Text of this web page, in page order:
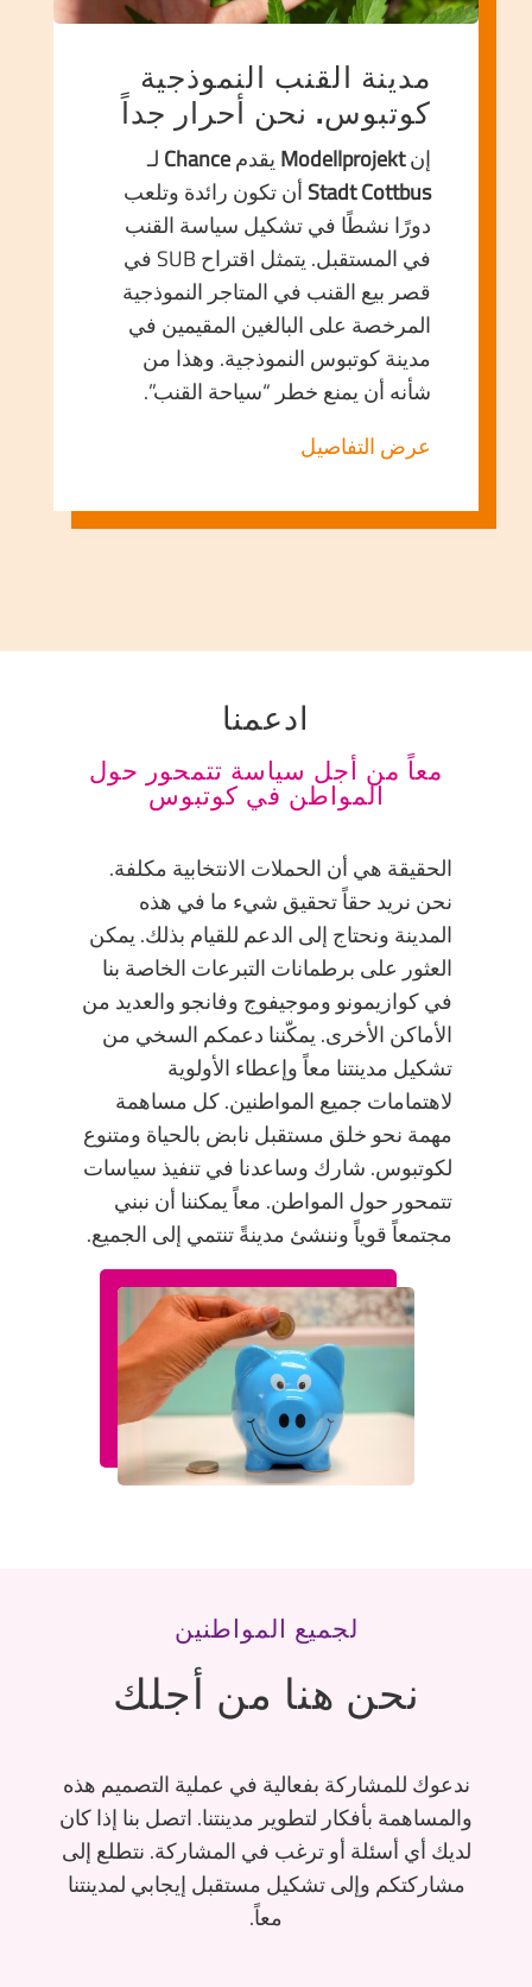
مدينة القنب النموذجية
كوتبوس. نحن أحرار جداً
إنModellprojekt يقدمChance لـ
Stadt Cottbusأن تكون رائدة وتلعب
دورًا نشطًا في تشكيل سياسة القنب
في المستقبل. يتمثل اقتراح SUB في
قصر بيع القنب في المتاجر النموذجية
المرخصة على البالغين المقيمين في
مدينة كوتبوس النموذجية. وهذا من
شأنه أن يمنع خطر “سياحة القنب”.
عرض التفاصيل
ادعمنا
معاً من أجل سياسة تتمحور حول
المواطن في كوتبوس
الحقيقة هي أن الحملات الانتخابية مكلفة.
نحن نريد حقاً تحقيق شيء ما في هذه
المدينة ونحتاج إلى الدعم للقيام بذلك. يمكن
العثور على برطمانات التبرعات الخاصة بنا
في كوازيمونو وموجيفوج وفانجو والعديد من
الأماكن الأخرى. يمكّننا دعمكم السخي من
تشكيل مدينتنا معاً وإعطاء الأولوية
لاهتمامات جميع المواطنين. كل مساهمة
مهمة نحو خلق مستقبل نابض بالحياة ومتنوع
لكوتبوس. شارك وساعدنا في تنفيذ سياسات
تتمحور حول المواطن. معاً يمكننا أن نبني
مجتمعاً قوياً وننشئ مدينةً تنتمي إلى الجميع.
لجميع المواطنين
نحن هنا من أجلك
ندعوك للمشاركة بفعالية في عملية التصميم هذه
والمساهمة بأفكار لتطوير مدينتنا. اتصل بنا إذا كان
لديك أي أسئلة أو ترغب في المشاركة. نتطلع إلى
مشاركتكم وإلى تشكيل مستقبل إيجابي لمدينتنا
معاً.